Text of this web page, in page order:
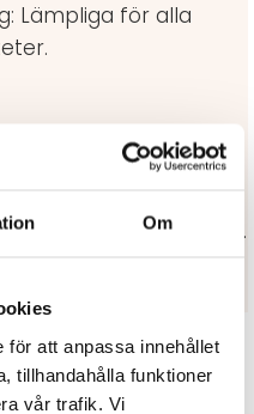
Om
för att anpassa innehållet
tillhandahålla funktioner
vår trafik. Vi
Lämpliga för alla
och hållbart material.
anti-imbehandling.
i pool och